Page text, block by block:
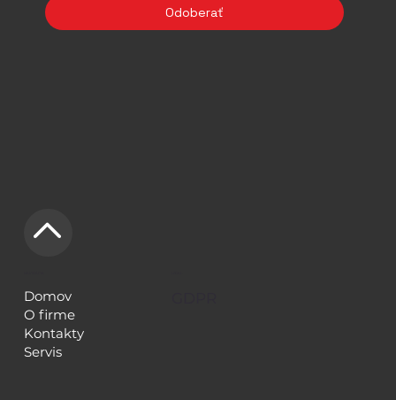
Odoberať
Domov
O firme
Kontakty
Servis